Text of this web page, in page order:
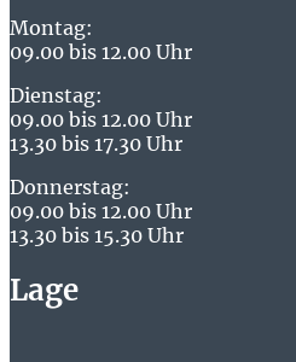
Montag:
09.00 bis 12.00 Uhr
Dienstag:
09.00 bis 12.00 Uhr
13.30 bis 17.30 Uhr
Donnerstag:
09.00 bis 12.00 Uhr
13.30 bis 15.30 Uhr
Lage